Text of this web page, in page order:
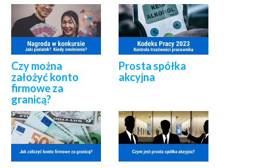
Czy można
założyć konto
firmowe za
granicą?
Prosta spółka
akcyjna